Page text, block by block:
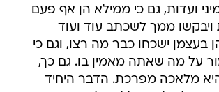
ועדות, גם כי ממילא הן אף פעם
ויבקשו ממך לשכתב עוד ועוד
בעצמן ישכחו כבר מה רצו, וגם כי
על מה שאתה מאמין בו. גם כך,
מלאכה מפרכת. הדבר היחיד